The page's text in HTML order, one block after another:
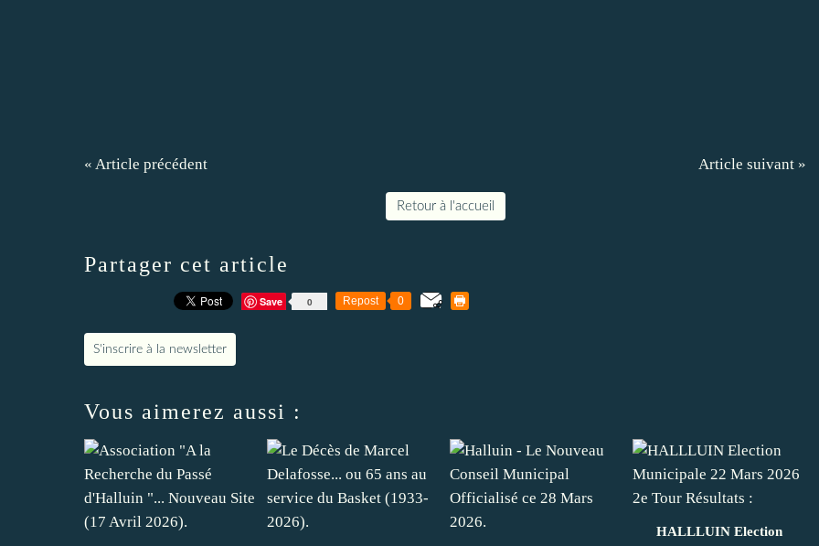
« Article précédent Article suivant »
Retour à l'accueil
Partager cet article
0
Save Repost 0
S'inscrire à la newsletter
Vous aimerez aussi :
HALLLUIN Election